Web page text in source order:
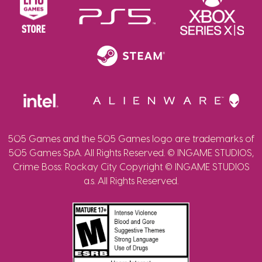
505 Games and the 505 Games logo are trademarks of
505 Games SpA. All Rights Reserved. © INGAME STUDIOS,
Crime Boss: Rockay City Copyright © INGAME STUDIOS
a.s. All Rights Reserved.